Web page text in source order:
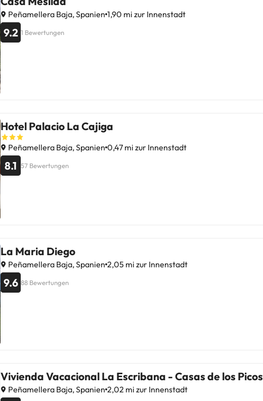
Peñamellera Baja, Spanien 1,90 mi zur Innenstadt
9.2 1 Bewertungen
Hotel Palacio La Cajiga
Peñamellera Baja, Spanien 0,47 mi zur Innenstadt
8.1 57 Bewertungen
La Maria Diego
Peñamellera Baja, Spanien 2,05 mi zur Innenstadt
9.6 88 Bewertungen
Vivienda Vacacional La Escribana - Casas de los Picos
Peñamellera Baja, Spanien 2,02 mi zur Innenstadt